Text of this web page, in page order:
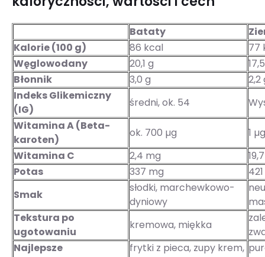
Bataty
Kalorie (100 g)
86 kcal
77
Węglowodany
20,1 g
Błonnik
3,0 g
2,2
Indeks Glikemiczny
(IG)
średni, ok. 54
Witamina A (Beta-
karoten)
ok. 700 µg
1 µg
Witamina C
2,4 mg
Potas
337 mg
Smak
słodki, marchewkowo-
dyniowy
Tekstura po
ugotowaniu
kremowa, miękka
Najlepsze
frytki z pieca, zupy krem,